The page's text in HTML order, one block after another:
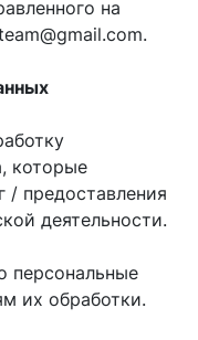
на
которые
/ предоставления
деятельности.
персональные
их обработки.